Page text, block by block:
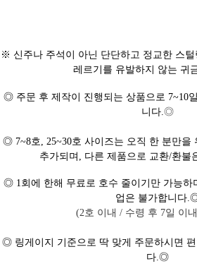
※ 신주나 주석이 아닌 단단하고 정교한 스
레르기를 유발하지 않는 귀
◎ 주문 후 제작이 진행되는 상품으로 7~10
니다. ◎
◎7~8호, 25~30호 사이즈는 오직 한 분만을
추가되며, 다른 제품으로 교환/환
◎ 1회에 한해 무료로 호수 줄이기만 가능하
업은 불가합니다
(2호 이내 / 수령 후 7일 이
◎ 링게이지 기준으로 딱 맞게 주문하시면
다.◎